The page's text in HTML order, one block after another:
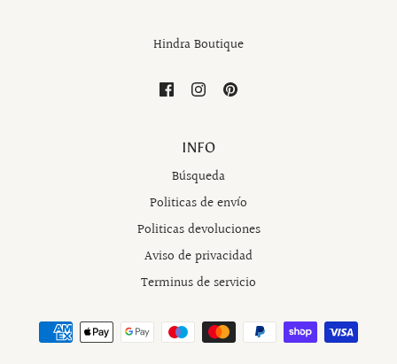
Hindra Boutique
INFO
Búsqueda
Politicas de envío
Politicas devoluciones
Aviso de privacidad
Terminus de servicio